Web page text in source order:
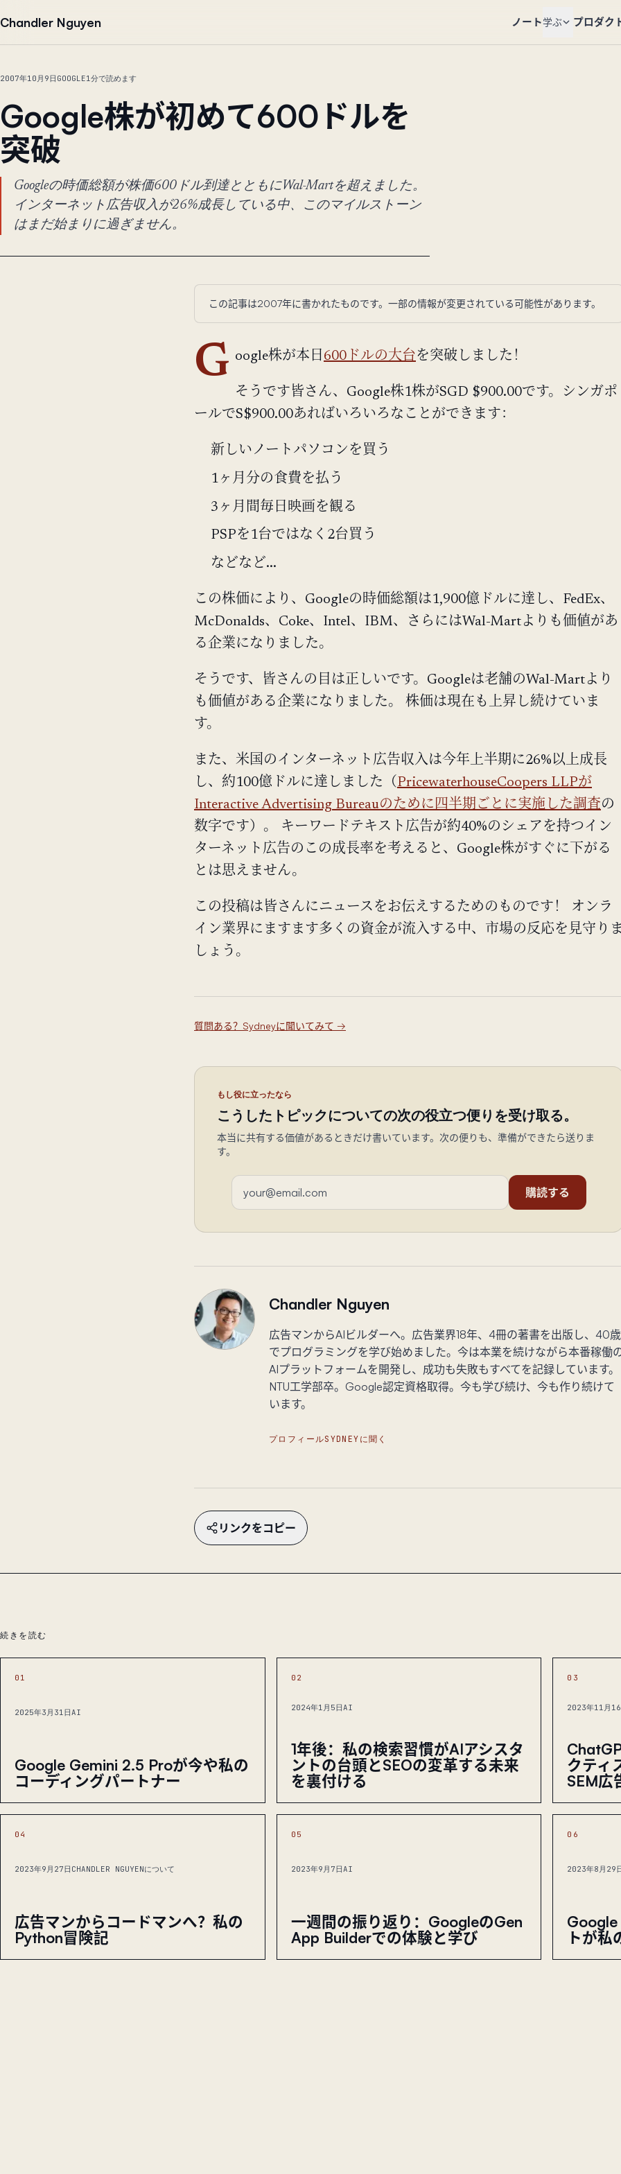
Chandler Nguyen ノート学ぶ プロダク
2007年10月9日 GOOGLE1分で読めます
Google株が初めて600ドルを
突破
Googleの時価総額が株価600ドル到達とともにWal-Martを超えました。
インターネット広告収入が26%成長している中、このマイルストーン
はまだ始まりに過ぎません。
この記事は2007年に書かれたものです。一部の情報が変更されている可能性があります。
G oogle株が本日 600ドルの大台を突破しました！
そうです皆さん、Google株1株がSGD $900.00です。シンガポ
ールでS$900.00あればいろいろなことができます：
新しいノートパソコンを買う
1ヶ月分の食費を払う
3ヶ月間毎日映画を観る
PSPを1台ではなく2台買う
などなど...
この株価により、Googleの時価総額は1,900億ドルに達し、FedEx、
McDonalds、Coke、Intel、IBM、さらにはWal-Martよりも価値があ
る企業になりました。
そうです、皆さんの目は正しいです。Googleは老舗のWal-Martより
も価値がある企業になりました。 株価は現在も上昇し続けていま
す。
また、米国のインターネット広告収入は今年上半期に26%以上成長
し、約100億ドルに達しました（PricewaterhouseCoopers LLPが
Interactive Advertising Bureauのために四半期ごとに実施した調査の
数字です）。 キーワードテキスト広告が約40%のシェアを持つイン
ターネット広告のこの成長率を考えると、Google株がすぐに下がる
とは思えません。
この投稿は皆さんにニュースをお伝えするためのものです！ オンラ
イン業界にますます多くの資金が流入する中、市場の反応を見守り
しょう。
質問ある？Sydneyに聞いてみて →
もし役に立ったなら
こうしたトピックについての次の役立つ便りを受け取る。
本当に共有する価値があるときだけ書いています。次の便りも、準備ができたら送りま
す。
メールアドレス
購読する
Chandler Nguyen
広告マンからAIビルダーへ。広告業界18年、4冊の著書を出版し、40歳
でプログラミングを学び始めました。今は本業を続けながら本番稼働
AIプラットフォームを開発し、成功も失敗もすべてを記録しています。
NTU工学部卒。Google認定資格取得。今も学び続け、今も作り続けて
います。
プロフィールSYDNEYに聞く
リンクをコピー
続きを読む
01
2025年3月31日AI
Google Gemini 2.5 Proが今や私の
コーディングパートナー
02
2024年1月5日 AI
1年後：私の検索習慣がAIアシスタ
ントの台頭とSEOの変革する未来
を裏付ける
03
2023年11月
クティ
SEM広
04
2023年9月27日 CHANDLER NGUYENについて
広告マンからコードマンへ？私の
Python冒険記
05
2023年9月7日AI
一週間の振り返り：GoogleのGen
App Builderでの体験と学び
06
2023年8月29
トが私